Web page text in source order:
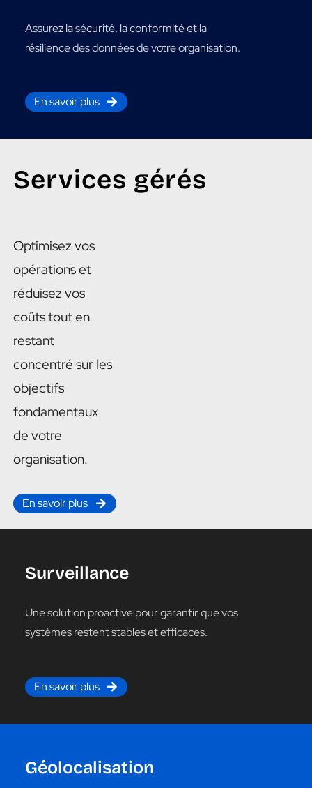
Assurez la sécurité, la conformité et la
résilience des données de votre organisation.
En savoir plus
Services gérés
Optimisez vos
opérations et
réduisez vos
coûts tout en
restant
concentré sur les
objectifs
fondamentaux
de votre
organisation.
En savoir plus
Surveillance
Une solution proactive pour garantir que vos
systèmes restent stables et efficaces.
En savoir plus
Géolocalisation